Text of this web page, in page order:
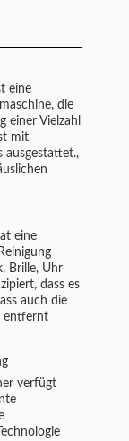
eine
die
einer Vielzahl
mit
ausgestattet.,
eine
Brille, Uhr
dass es
auch die
entfernt
verfügt